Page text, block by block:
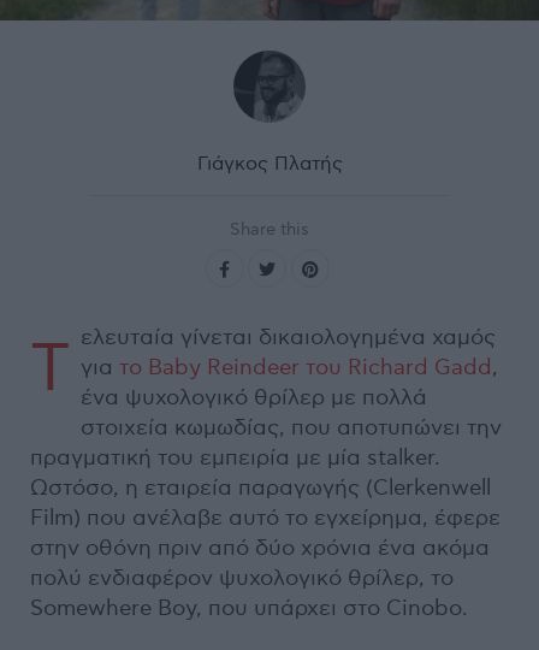
Γιάγκος Πλατής
Share this
Τ ελευταία γίνεται δικαιολογημένα χαμός
για το Baby Reindeer του Richard Gadd,
ένα ψυχολογικό θρίλερ με πολλά
στοιχεία κωμωδίας, που αποτυπώνει την
πραγματική του εμπειρία με μία stalker.
Ωστόσο, η εταιρεία παραγωγής (Clerkenwell
Film) που ανέλαβε αυτό το εγχείρημα, έφερε
στην οθόνη πριν από δύο χρόνια ένα ακόμα
πολύ ενδιαφέρον ψυχολογικό θρίλερ, το
Somewhere Boy, που υπάρχει στο Cinobo.